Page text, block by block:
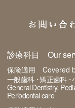
診療科目 Our
保険適用 Covered
一般歯科 矯正歯科
General Dentistry
Periodontal care